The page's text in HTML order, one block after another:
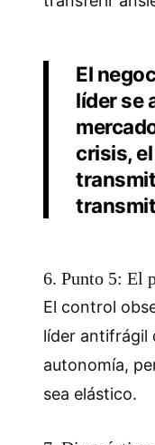
El
líder se
crisis,
6. Punto 5: El
El control
líder antifrágil
autonomía,
sea elástico.